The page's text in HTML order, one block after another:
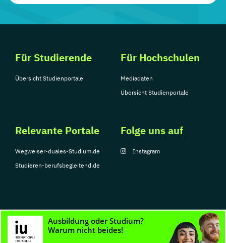
Für Studierende
Übersicht Studienportale
Für Hochschulen
Mediadaten
Übersicht Studienportale
Relevante Portale
Wegweiser-duales-Studium.de
Studieren-berufsbegleitend.de
Folge uns auf
Instagram
© Copyright 2026, TarGroup Media GmbH